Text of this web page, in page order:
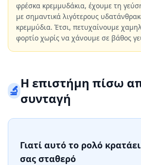
φρέσκα κρεμμυδάκια, έχουμε τη
με σημαντικά λιγότερους
κρεμμύδια. Έτσι, πετυχαίνουμε
φορτίο χωρίς να χάνουμε σε βάθος
🔬Η επιστήμη πίσω
συνταγή
Γιατί αυτό το ρολό
σας σταθερό